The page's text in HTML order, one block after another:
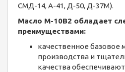
СМД-14, А-41, Д-50, Д-37М).
Масло М-10В2 обладает
преимуществами:
качественное базовое
производства и
качества